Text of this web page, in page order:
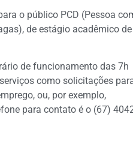
o público PCD (Pessoa
de estágio acadêmico de
de funcionamento das 7h
como solicitações
ou, por exemplo,
para contato é o (67)